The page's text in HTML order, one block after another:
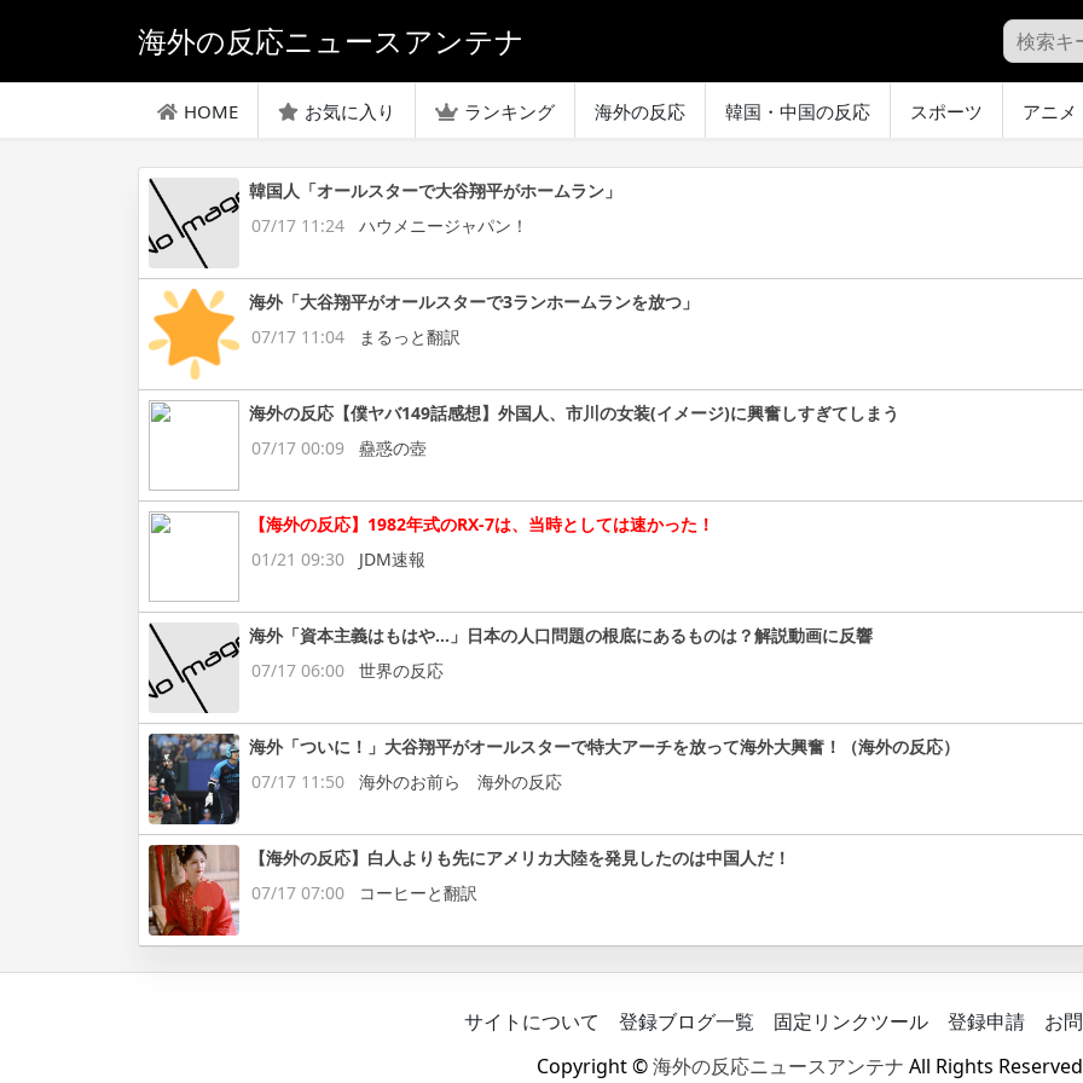
海外の反応ニュースアンテナ
HOME お気に入り ランキング 海外の反応 韓国・中国の反応 スポーツ アニメ
韓国人「オールスターで大谷翔平がホームラン」
07/17 11:24
ハウメニージャパン！
海外「大谷翔平がオールスターで3ランホームランを放つ」
07/17 11:04
まるっと翻訳
海外の反応【僕ヤバ149話感想】外国人、市川の女装(イメージ)に興奮しすぎてしまう
07/17 00:09
蠱惑の壺
【海外の反応】1982年式のRX-7は、当時としては速かった！
01/21 09:30
JDM速報
海外「資本主義はもはや…」日本の人口問題の根底にあるものは？解説動画に反響
07/17 06:00
世界の反応
海外「ついに！」大谷翔平がオールスターで特大アーチを放って海外大興奮！（海外の反応）
07/17 11:50
海外のお前ら 海外の反応
【海外の反応】白人よりも先にアメリカ大陸を発見したのは中国人だ！
07/17 07:00
コーヒーと翻訳
サイトについて 登録ブログ一覧 固定リンクツール 登録申請
お
Copyright ©海外の反応ニュースアンテナ All Rights